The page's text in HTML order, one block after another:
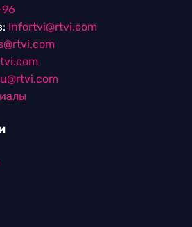
Infortvi@rtvi.com